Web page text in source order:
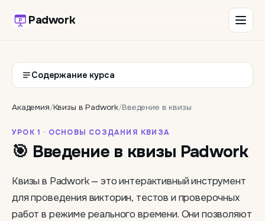
Padwork
Содержание курса
Академия/Квизы в Padwork/Введение в квизы
УРОК 1 · ОСНОВЫ СОЗДАНИЯ КВИЗА
🎯 Введение в квизы Padwork
Квизы в Padwork — это интерактивный инструмент
для проведения викторин, тестов и проверочных
работ в режиме реального времени. Они позволяют